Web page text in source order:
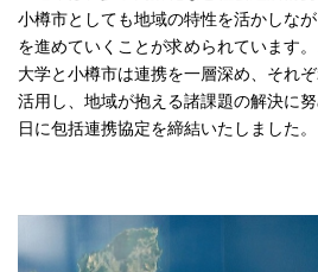
小樽市としても地域の特性を活かしな
を進めていくことが求められています
大学と小樽市は連携を一層深め、それ
活用し、地域が抱える諸課題の解決に
日に包括連携協定を締結いたしました。